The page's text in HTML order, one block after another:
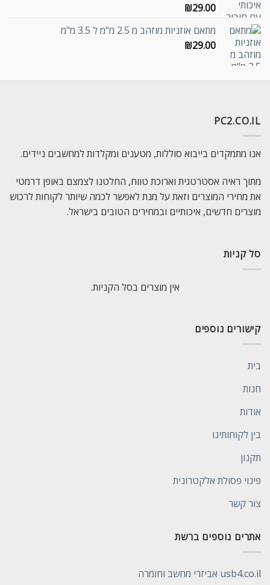
₪29.00
מתאם אוזניות מוזהב מ 2.5 מ"מ ל 3.5 מ"מ
₪29.00
PC2.CO.IL
אנו מתמקדים בייבוא סוללות, מטענים ומקלדות למחשבים ניידים.
מתוך ראיה אסטרטגית וארוכת טווח, החלטנו לצמצם באופן דרמטי
את מחירי המוצרים וזאת על מנת לאפשר לכמה שיותר לקוחות לרכוש
מוצרים חדשים, איכותיים ובמחירים הטובים בישראל.
סל קניות
אין מוצרים בסל הקניות.
קישורים נוספים
בית
חנות
אודות
בין לקוחותינו
תקנון
פינוי פסולת אלקטרונית
צור קשר
אתרים נוספים ברשת
usb4.co.il אביזרי מחשב וחומרה